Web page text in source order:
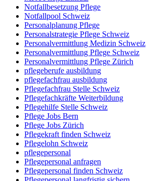
Notfallbesetzung Pflege
Notfallpool Schweiz
Personalplanung Pflege
Personalstrategie Pflege Schweiz
Personalvermittlung Medizin Schweiz
Personalvermittlung Pflege Schweiz
Personalvermittlung Pflege Zürich
pflegeberufe ausbildung
pflegefachfrau ausbildung
Pflegefachfrau Stelle Schweiz
Pflegefachkräfte Weiterbildung
Pflegehilfe Stelle Schweiz
Pflege Jobs Bern
Pflege Jobs Zürich
Pflegekraft finden Schweiz
Pflegelohn Schweiz
pflegepersonal
Pflegepersonal anfragen
Pflegepersonal finden Schweiz